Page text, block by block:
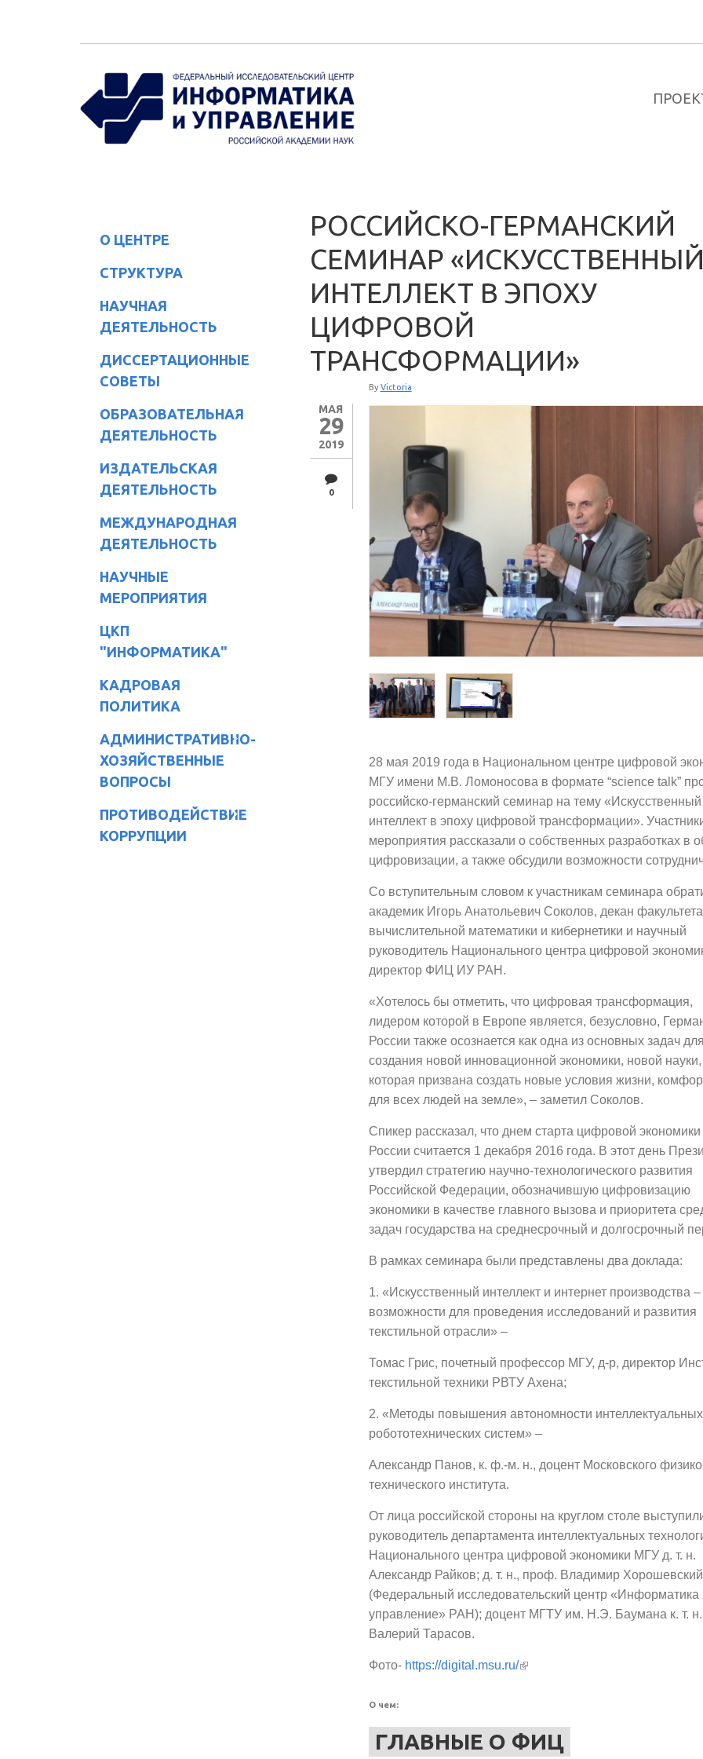
О ЦЕНТРЕ
СТРУКТУРА
НАУЧНАЯ
ДЕЯТЕЛЬНОСТЬ
ДИССЕРТАЦИОННЫЕ
СОВЕТЫ
ОБРАЗОВАТЕЛЬНАЯ
ДЕЯТЕЛЬНОСТЬ
ИЗДАТЕЛЬСКАЯ
ДЕЯТЕЛЬНОСТЬ
МЕЖДУНАРОДНАЯ
ДЕЯТЕЛЬНОСТЬ
НАУЧНЫЕ
МЕРОПРИЯТИЯ
ЦКП
"ИНФОРМАТИКА"
КАДРОВАЯ
ПОЛИТИКА
АДМИНИСТРАТИВНО-
ХОЗЯЙСТВЕННЫЕ
ВОПРОСЫ
ПРОТИВОДЕЙСТВИЕ
КОРРУПЦИИ
РОССИЙСКО-ГЕРМАНСКИЙ
СЕМИНАР «ИСКУССТВЕННЫЙ
ИНТЕЛЛЕКТ В ЭПОХУ
ЦИФРОВОЙ
ТРАНСФОРМАЦИИ»
МАЯ
29
2019
0
By Victoria
28 мая 2019 года в Национальном центре цифровой
МГУ имени М.В. Ломоносова в формате “science talk”
российско-германский семинар на тему «Искусственный
интеллект в эпоху цифровой трансформации».
мероприятия рассказали о собственных разработках в
цифровизации, а также обсудили возможности
Со вступительным словом к участникам семинара
академик Игорь Анатольевич Соколов, декан факультета
вычислительной математики и кибернетики и научный
руководитель Национального центра цифровой
директор ФИЦ ИУ РАН.
«Хотелось бы отметить, что цифровая трансформация,
лидером которой в Европе является, безусловно,
России также осознается как одна из основных задач для
создания новой инновационной экономики, новой науки,
которая призвана создать новые условия жизни,
для всех людей на земле», – заметил Соколов.
Спикер рассказал, что днем старта цифровой экономики
России считается 1 декабря 2016 года. В этот день
утвердил стратегию научно-технологического развития
Российской Федерации, обозначившую цифровизацию
экономики в качестве главного вызова и приоритета
задач государства на среднесрочный и долгосрочный
В рамках семинара были представлены два доклада:
1. «Искусственный интеллект и интернет производства –
возможности для проведения исследований и развития
текстильной отрасли» –
Томас Грис, почетный профессор МГУ, д-р, директор
текстильной техники РВТУ Ахена;
2. «Методы повышения автономности интеллектуальных
робототехнических систем» –
Александр Панов, к. ф.-м. н., доцент Московского
технического института.
От лица российской стороны на круглом столе
руководитель департамента интеллектуальных
Национального центра цифровой экономики МГУ д. т. н.
Александр Райков; д. т. н., проф. Владимир Хорошевский
(Федеральный исследовательский центр «Информатика
управление» РАН); доцент МГТУ им. Н.Э. Баумана к. т. н.
Валерий Тарасов.
Фото- https://digital.msu.ru/(внешняя ссылка)
О чем:
ГЛАВНЫЕ О ФИЦ